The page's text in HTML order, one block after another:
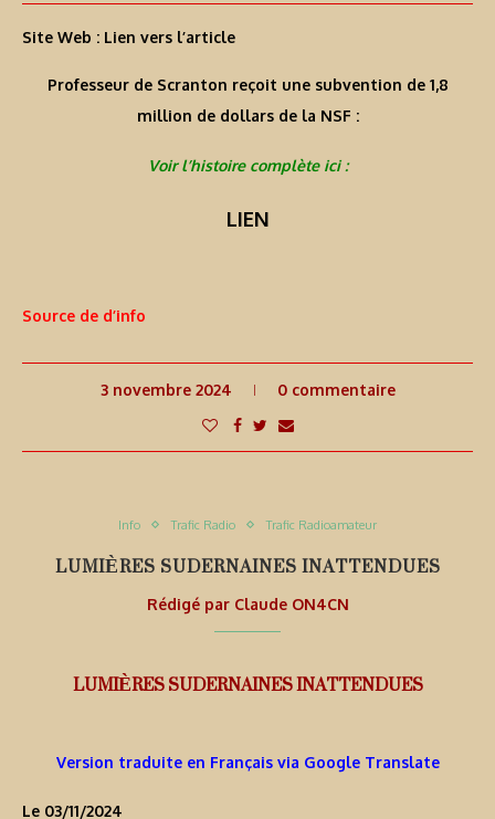
Site Web : Lien vers l’article
Professeur de Scranton reçoit une subvention de 1,8
million de dollars de la NSF :
Voir l’histoire complète ici :
LIEN
Source de d’info
3 novembre 2024 0 commentaire
Info Trafic Radio Trafic Radioamateur
LUMIÈRES SUDERNAINES INATTENDUES
Rédigé par Claude ON4CN
LUMIÈRES SUDERNAINES INATTENDUES
Version traduite en Français via Google Translate
Le 03/11/2024